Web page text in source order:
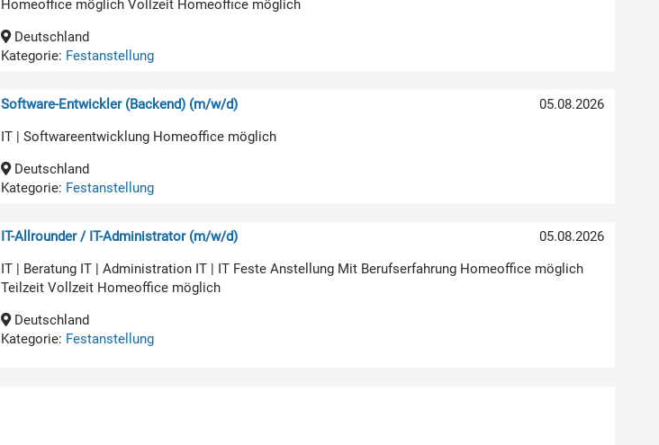
Homeoffice möglich Vollzeit Homeoffice möglich
Deutschland
Kategorie: Festanstellung
05.08.2026
Software-Entwickler (Backend) (m/w/d)
IT | Softwareentwicklung Homeoffice möglich
Deutschland
Kategorie: Festanstellung
05.08.2026
IT-Allrounder / IT-Administrator (m/w/d)
IT | Beratung IT | Administration IT | IT Feste Anstellung Mit Berufserfahrung Homeoffice möglich
Teilzeit Vollzeit Homeoffice möglich
Deutschland
Kategorie: Festanstellung